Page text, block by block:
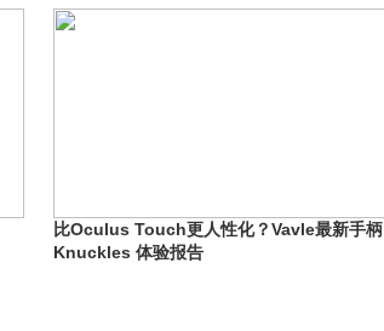
比Oculus Touch更人性化？Vavle最新手柄
Knuckles 体验报告